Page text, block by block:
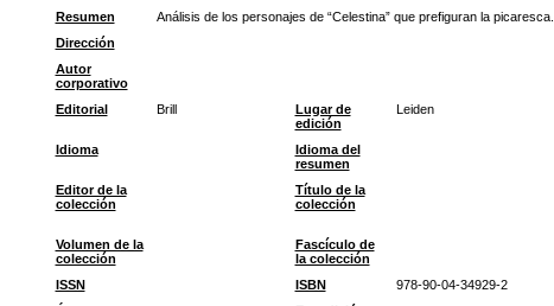
Resumen
Análisis de los personajes de “Celestina” que prefiguran la picaresca.
Dirección
Autor
corporativo
Editorial Brill
Lugar de
edición
Leiden
Idioma
Idioma del
resumen
Editor de la
colección
Título de la
colección
Volumen de la
colección
Fascículo de
la colección
ISSN ISBN 978-90-04-34929-2